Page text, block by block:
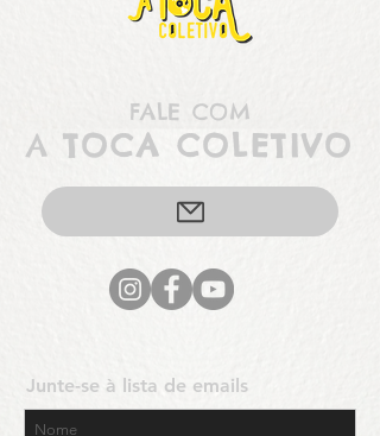
FALE COM
A TOCA COLETIVO
Junte-se à lista de emails